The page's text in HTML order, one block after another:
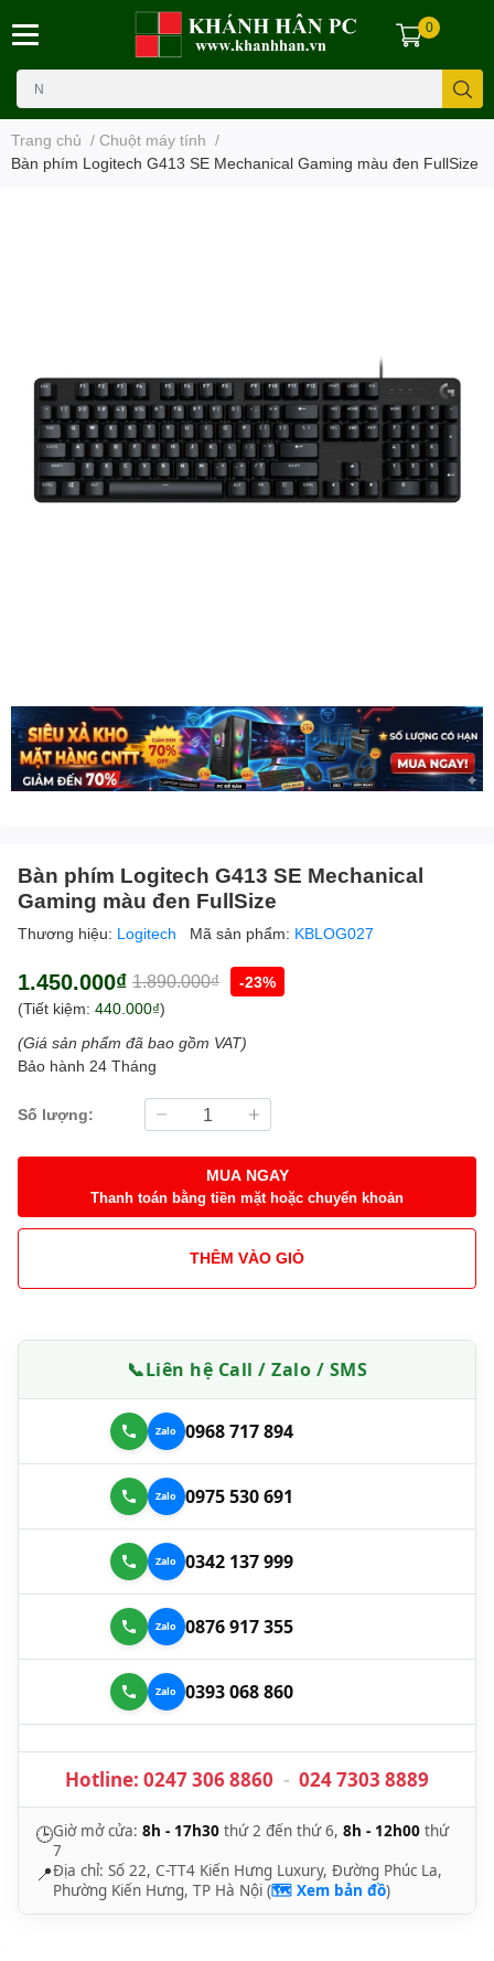
0
Trang chủ / Chuột máy tính /
Bàn phím Logitech G413 SE Mechanical Gaming màu đen FullSize
Bàn phím Logitech G413 SE Mechanical
Gaming màu đen FullSize
Thương hiệu: Logitech Mã sản phẩm: KBLOG027
1.450.000₫ 1.890.000₫
-23%
(Tiết kiệm: 440.000₫)
(Giá sản phẩm đã bao gồm VAT)
Bảo hành 24 Tháng
Số lượng:
MUA NGAY
Thanh toán bằng tiền mặt hoặc chuyển khoản
THÊM VÀO GIỎ
📞Liên hệ Call / Zalo / SMS
0968 717 894
0975 530 691
0342 137 999
0876 917 355
0393 068 860
Hotline: 0247 306 8860 - 024 7303 8889
🕒Giờ mở cửa: 8h - 17h30 thứ 2 đến thứ 6, 8h - 12h00 thứ
7
📍Địa chỉ: Số 22, C-TT4 Kiến Hưng Luxury, Đường Phúc La,
Phường Kiến Hưng, TP Hà Nội (🗺️ Xem bản đồ)